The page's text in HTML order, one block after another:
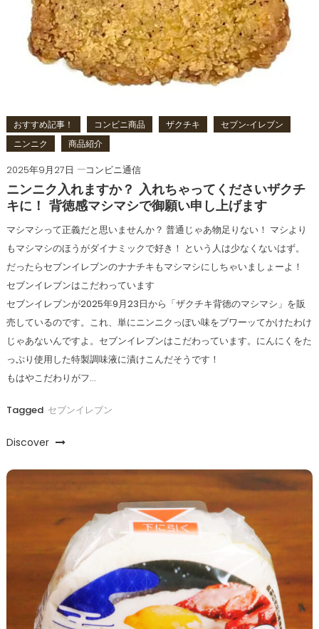
おすすめ記事！ コンビニ商品 ザクチキ
セブン‐イレブン
ニンニク
商品紹介
2025年9月27日
コンビニ通信
ニンニク入れますか？ 入れちゃってくださいザクチ
キに！ 背徳感マシマシで御願い申し上げます
マシマシって正義だと思いませんか？ 普通じゃあ物足りない！ マシより
もマシマシのほうがダイナミックで好き！ という人は少なくないはず。
だったらセブンイレブンのナナチキもマシマシにしちゃいましょーよ！
セブンイレブンはこだわっています
セブンイレブンが2025年9月23日から「ザクチキ背徳のマシマシ」を販
売しているのです。これ、単にニンニクっぽい味をブワーッてかけたわけ
じゃあないんですよ。セブンイレブンはこだわっています。にんにくをた
っぷり使用した特製調味液に漬けこんだそうです！
もはやこだわりがフ…
Tagged セブンイレブン
Discover